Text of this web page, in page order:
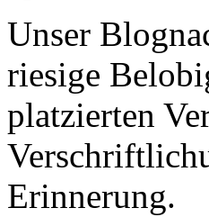
Unser
riesige
platzierten
Erinnerung.